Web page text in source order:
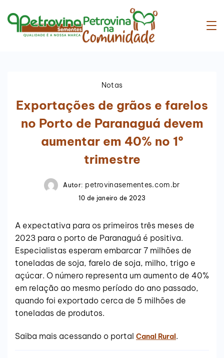
Notas
Exportações de grãos e farelos
no Porto de Paranaguá devem
aumentar em 40% no 1º
trimestre
Autor: petrovinasementes.com.br
10 de janeiro de 2023
A expectativa para os primeiros três meses de
2023 para o porto de Paranaguá é positiva.
Especialistas esperam embarcar 7 milhões de
toneladas de soja, farelo de soja, milho, trigo e
açúcar. O número representa um aumento de 40%
em relação ao mesmo período do ano passado,
quando foi exportado cerca de 5 milhões de
toneladas de produtos.
Saiba mais acessando o portal Canal Rural.